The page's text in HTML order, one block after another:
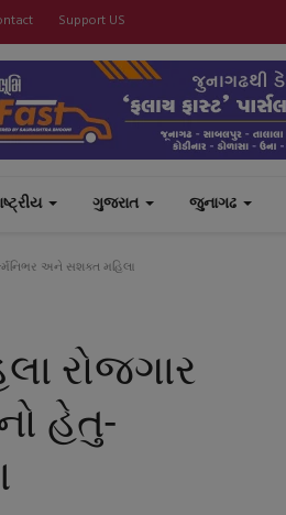
Support US
ગુજરાત જુનાગઢ
અને સશક્ત મહિલા
રોજગાર
હેતુ-